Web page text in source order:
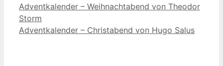
Adventkalender – Weihnachtabend von Theodor
Storm
Adventkalender – Christabend von Hugo Salus